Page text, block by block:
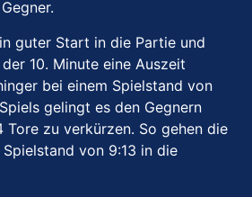
guter Start in die Partie und
10. Minute eine Auszeit
bei einem Spielstand von
gelingt es den Gegnern
Tore zu verkürzen. So gehen die
von 9:13 in die